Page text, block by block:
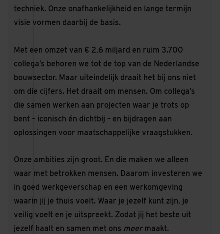
techniek. Onze onafhankelijkheid en lange termijn
visie vormen daarbij de basis.
Met een omzet van € 2,6 miljard en ruim 3.700
collega’s behoren we tot de top van de Nederlandse
bouwsector. Maar uiteindelijk draait het bij ons niet
om die cijfers. Het draait om mensen. Om collega’s
die samen werken aan projecten waar je trots op
bent – iconisch én dichtbij – en bijdragen aan
oplossingen voor maatschappelijke vraagstukken.
Onze ambities zijn groot. En die maken we alleen
waar met betrokken mensen. Daarom investeren we
in goed werkgeverschap en een werkomgeving
waarin jij je thuis voelt. Waar je jezelf kunt zijn, je
veilig voelt en je uitspreekt. Zodat jij het beste uit
jezelf haalt en samen met ons meermaakt.